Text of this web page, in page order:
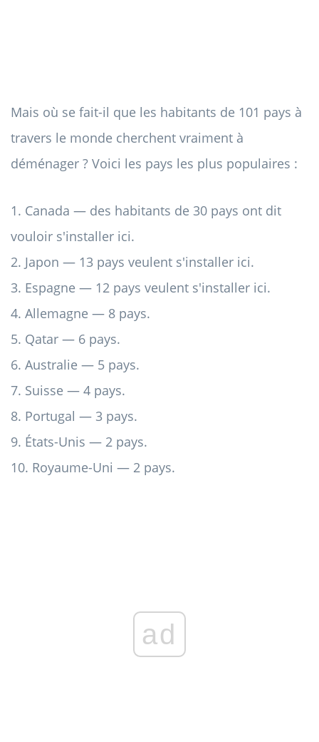
Mais où se fait-il que les habitants de 101 pays à
travers le monde cherchent vraiment à
déménager ? Voici les pays les plus populaires :
1. Canada — des habitants de 30 pays ont dit
vouloir s'installer ici.
2. Japon — 13 pays veulent s'installer ici.
3. Espagne — 12 pays veulent s'installer ici.
4. Allemagne — 8 pays.
5. Qatar — 6 pays.
6. Australie — 5 pays.
7. Suisse — 4 pays.
8. Portugal — 3 pays.
9. États-Unis — 2 pays.
10. Royaume-Uni — 2 pays.
ad